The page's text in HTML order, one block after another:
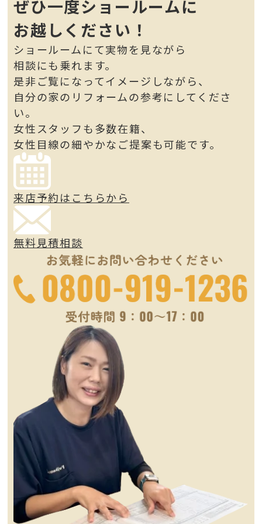
ぜひ一度ショールームに
お越しください！
ショールームにて実物を見ながら
相談にも乗れます。
是非ご覧になってイメージしながら、
自分の家のリフォームの参考にしてくださ
い。
女性スタッフも多数在籍、
女性目線の細やかなご提案も可能です。
来店予約はこちらから
無料見積相談